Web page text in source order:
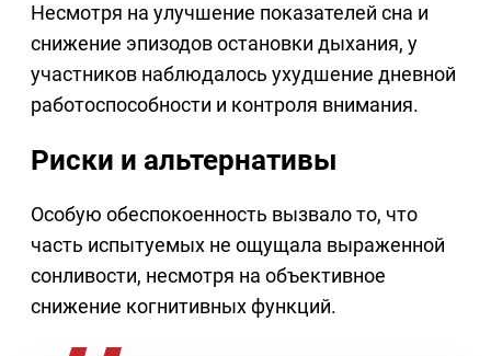
Несмотря на улучшение показателей сна и
снижение эпизодов остановки дыхания, у
участников наблюдалось ухудшение дневной
работоспособности и контроля внимания.
Риски и альтернативы
Особую обеспокоенность вызвало то, что
часть испытуемых не ощущала выраженной
сонливости, несмотря на объективное
снижение когнитивных функций.